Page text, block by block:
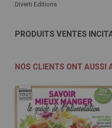
Diverti Editions
PRODUITS VENTES
NOS CLIENTS ONT AUSSI